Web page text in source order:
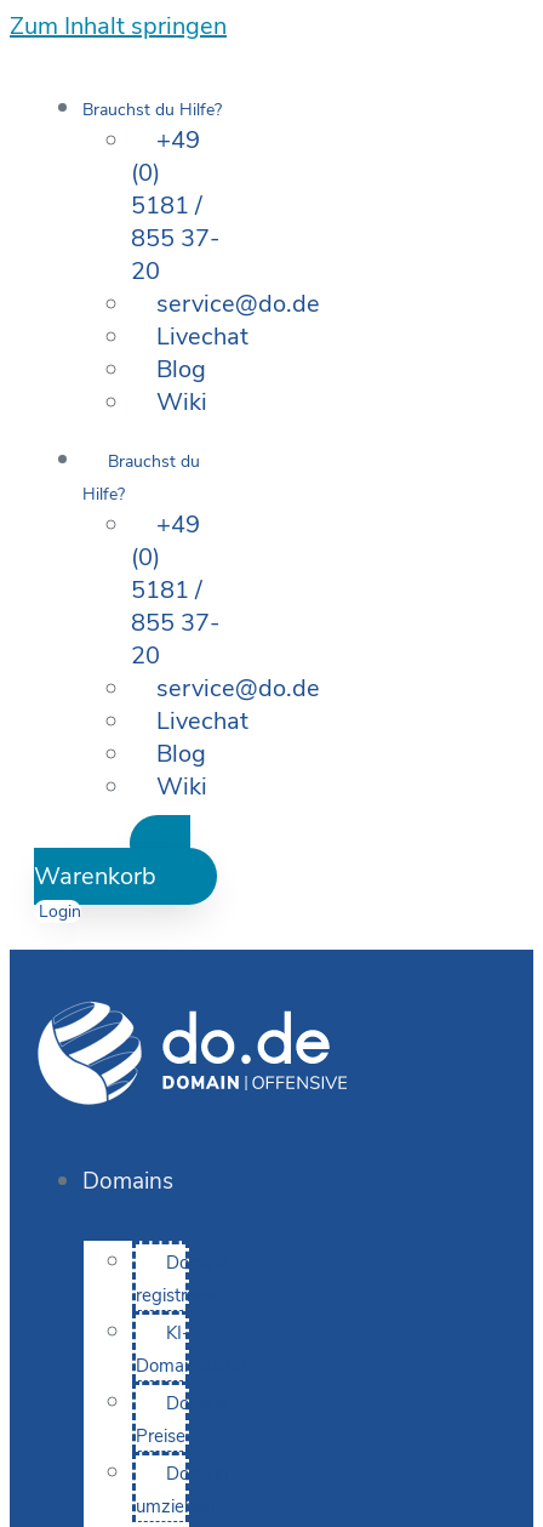
Zum Inhalt springen
Brauchst du Hilfe?
+49
(0)
5181 /
855 37-
20
service@do.de
Livechat
Blog
Wiki
Brauchst du
Hilfe?
+49
(0)
5181 /
855 37-
20
service@do.de
Livechat
Blog
Wiki
Warenkorb
Login
Domains
Domain
registrieren
KI-
Domainsuche
Domain-
Preise
Domain
umziehen